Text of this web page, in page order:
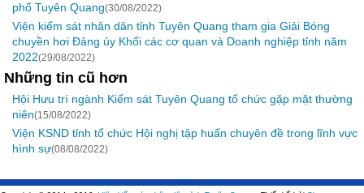
phố Tuyên Quang(30/08/2022)
Viện kiểm sát nhân dân tỉnh Tuyên Quang tham gia Giải Bóng
chuyền hơi Đảng ủy Khối các cơ quan và Doanh nghiệp tỉnh năm
2022(29/08/2022)
Những tin cũ hơn
Hội Hưu trí ngành Kiểm sát Tuyên Quang tổ chức gặp mặt thường
niên(15/08/2022)
Viện KSND tỉnh tổ chức Hội nghị tập huấn chuyên đề trong lĩnh vực
hình sự(08/08/2022)